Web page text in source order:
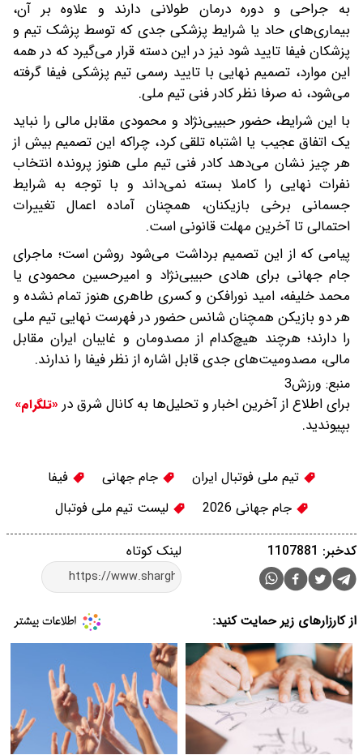
به جراحی و دوره درمان طولانی دارند و علاوه بر آن،
بیماری‌های حاد یا شرایط پزشکی جدی که توسط پزشک تیم و
پزشکان فیفا تایید شود نیز در این دسته قرار می‌گیرد که در همه
این موارد، تصمیم نهایی با تایید رسمی تیم پزشکی فیفا گرفته
می‌شود، نه صرفا نظر کادر فنی تیم ملی.
با این شرایط، حضور حبیبی‌نژاد و محمودی مقابل مالی را نباید
یک اتفاق عجیب یا اشتباه تلقی کرد، چراکه این تصمیم بیش از
هر چیز نشان می‌دهد کادر فنی تیم ملی هنوز پرونده انتخاب
نفرات نهایی را کاملا بسته نمی‌داند و با توجه به شرایط
جسمانی برخی بازیکنان، همچنان آماده اعمال تغییرات
احتمالی تا آخرین مهلت قانونی است.
پیامی که از این تصمیم برداشت می‌شود روشن است؛ ماجرای
جام جهانی برای هادی حبیبی‌نژاد و امیرحسین محمودی یا
محمد خلیفه، امید نورافکن و کسری طاهری هنوز تمام نشده و
هر دو بازیکن همچنان شانس حضور در فهرست نهایی تیم ملی
را دارند؛ هرچند هیچ‌کدام از مصدومان و غایبان ایران مقابل
مالی، مصدومیت‌های جدی قابل اشاره از نظر فیفا را ندارند.
منبع: ورزش3
برای اطلاع از آخرین اخبار و تحلیل‌ها به کانال شرق در «تلگرام»
بپیوندید.
تیم ملی فوتبال ایران جام جهانی
فیفا
جام جهانی 2026
لیست تیم ملی فوتبال
لینک کوتاه کدخبر: 1107881
از کارزارهای زیر حمایت کنید: